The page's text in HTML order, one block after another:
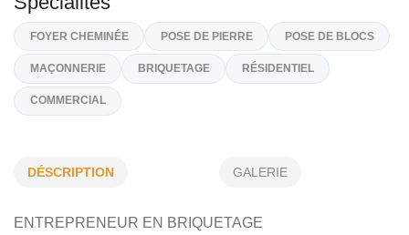
354, Rg St-Charles, St-Roch-De-L'Achigan
(514) 231-4413
Sur Demande
michel.neveu67@gmail.com
MAÇONNERIE BRIQUETAGE
DÉSCRIPTION GALERIE
ENTREPRENEUR EN BRIQUETAGE